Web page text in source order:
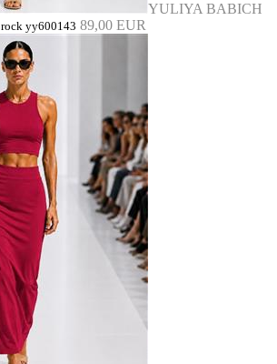
YULIYA BABICH
rock yy600143 89,00 EUR